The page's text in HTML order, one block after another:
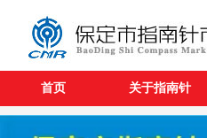
首页 关于指南针